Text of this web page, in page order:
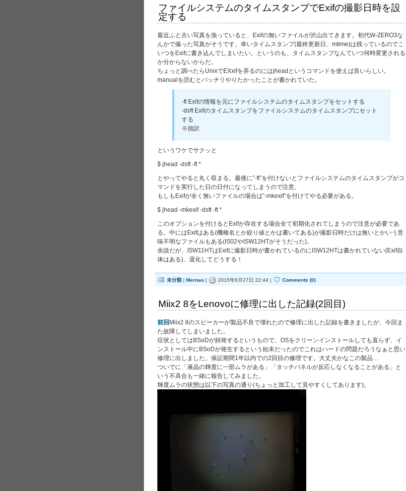
ファイルシステムのタイムスタンプでExifの撮影日時を設
定する
最近ふと古い写真を漁っていると、Exifの無いファイルが沢山出てきます。初代W-ZERO3な
んかで撮った写真がそうです。幸いタイムスタンプ(最終更新日、mtime)は残っているのでこ
いつをExifに書き込んでしまいたい。というのも、タイムスタンプなんていつ何時変更される
か分からないからだ。
ちょっと調べたらUnixでEXxifを弄るのにはjheadというコマンドを使えば良いらしい。
manualを読むとバッチリやりたかったことが書かれていた。
-ft Exifの情報を元にファイルシステムのタイムスタンプをセットする
-dsft Exifのタイムスタンプをファイルシステムのタイムスタンプにセット
する
※拙訳
というワケでサクッと
$ jhead -dsft -ft *
とやってやると丸く収まる。最後に”-ft”を付けないとファイルシステムのタイムスタンプがコ
マンドを実行した日の日付になってしまうので注意。
もしもExifが全く無いファイルの場合は”-mkexif”を付けてやる必要がある。
$ jhead -mkexif -dsft -ft *
このオプションを付けるとExifが存在する場合全て初期化されてしまうので注意が必要であ
る。中にはExifはある(機種名とか絞り値とかは書いてある)が撮影日時だけは無いとかいう意
味不明なファイルもある(IS02やISW12HTがそうだった)。
余談だが、ISW11HTはExifに撮影日時が書かれているのにISW12HTは書かれていない(Exif自
体はある)。退化してどうする！
未分類 | Mernao | 2015年6月27日 22:44 | Comments (0)
Miix2 8をLenovoに修理に出した記録(2回目)
前回 Miix2 8のスピーカーが製品不良で壊れたので修理に出した記録を書きましたが、今回ま
た故障してしまいました。
症状としてはBSoDが頻発するというもので、OSをクリーンインストールしても直らず、イ
ンストール中にBSoDが発生するという始末だったのでこれはハードの問題だろうなぁと思い
修理に出しました。保証期間1年以内での2回目の修理です。大丈夫かなこの製品…
ついでに「液晶の輝度に一部ムラがある」「タッチパネルが反応しなくなることがある」と
いう不具合も一緒に報告してみました。
輝度ムラの状態は以下の写真の通り(ちょっと加工して見やすくしてあります)。